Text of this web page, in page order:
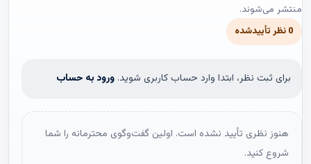
منتشر می‌شوند.
0 نظر تأییدشده
برای ثبت نظر، ابتدا وارد حساب کاربری شوید. ورود به حساب
هنوز نظری تأیید نشده است. اولین گفت‌وگوی محترمانه را شما
شروع کنید.